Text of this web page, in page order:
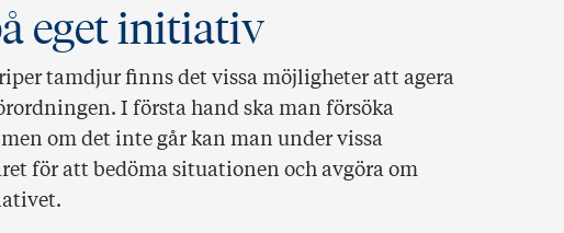
eget initiativ
tamdjur finns det vissa möjligheter att agera
I första hand ska man försöka
om det inte går kan man under vissa
för att bedöma situationen och avgöra om